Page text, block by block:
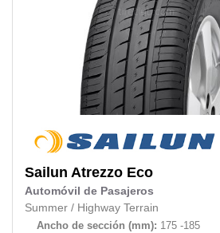
Sailun Atrezzo Eco
Automóvil de Pasajeros
Summer / Highway Terrain
Ancho de sección (mm): 175 -185